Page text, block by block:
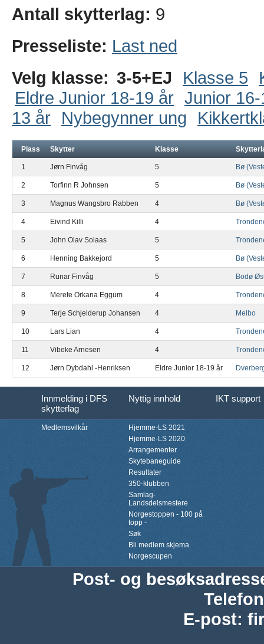
Antall skytterlag: 9
Presseliste: Last ned
Velg klasse: 3-5+EJ Klasse 5
Eldre Junior 18-19 år Junior
13 år
Nybegynner ung
Plass Skytter Klasse
1 Jørn Finvåg 5 Bø
2 Torfinn R Johnsen 5 Bø
3 Magnus Wangsbro Rabben 4 Bø
4 Eivind Killi 4
5 John Olav Solaas 5
6 Henning Bakkejord 5 Bø
7 Runar Finvåg 5 Bodø
8 Merete Orkana Eggum 4
9 Terje Schjelderup Johansen 4 Melbo
10 Lars Lian 4
11 Vibeke Arnesen 4
12 Jørn Dybdahl -Henriksen Eldre Junior 18-19 år
Innmelding i DFS
skytterlag
Nyttig innhold IKT support
Medlemsvilkår
Hjemme-LS 2021
Hjemme-LS 2020
Arrangementer
Skytebaneguide
Resultater
350-klubben
Samlag-
Landsdelsmestere
Norgestoppen - 100 på
topp -
Søk
Bli medlem skjema
Norgescupen
Post- og
Telefon
E-post: